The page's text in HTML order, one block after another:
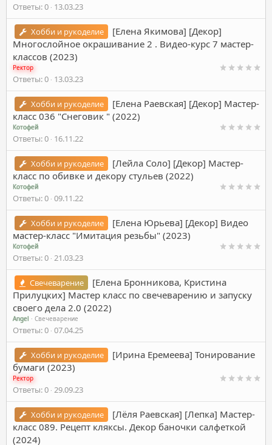
Ответы 0 13.03.23
Хобби и рукоделие
[Елена Якимова] [Декор]
Многослойное окрашивание 2 . Видео-курс 7 мастер-
классов (2023)
Ректор
Ответы 0 13.03.23
Хобби и рукоделие
[Елена Раевская] [Декор] Мастер-
класс 036 "Снеговик " (2022)
Котофей
Ответы 0 16.11.22
Хобби и рукоделие
[Лейла Соло] [Декор] Мастер-
класс по обивке и декору стульев (2022)
Котофей
Ответы 0 09.11.22
Хобби и рукоделие
[Елена Юрьева] [Декор] Видео
мастер-класс "Имитация резьбы" (2023)
Котофей
Ответы 0 21.03.23
Свечеварение
[Елена Бронникова, Кристина
Прилуцких] Мастер класс по свечеварению и запуску
своего дела 2.0 (2022)
Angel Свечеварение
Ответы 0 07.04.25
Хобби и рукоделие
[Ирина Еремеева] Тонирование
бумаги (2023)
Ректор
Ответы 0 29.09.23
Хобби и рукоделие
[Лёля Раевская] [Лепка] Мастер-
класс 089. Рецепт кляксы. Декор баночки салфеткой
(2024)